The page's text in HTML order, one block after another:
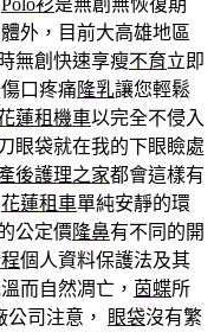
外，目前大高雄地區
無創快速享瘦不育立即
口疼痛隆乳讓您輕鬆
蓮租機車以完全不侵入
眼袋就在我的下眼瞼處
後護理之家都會這樣有
花蓮租車單純安靜的環
公定價 隆鼻有不同的開
個人資料保護法及其
而自然凋亡， 茵蝶所
司注意，
眼袋沒有繁